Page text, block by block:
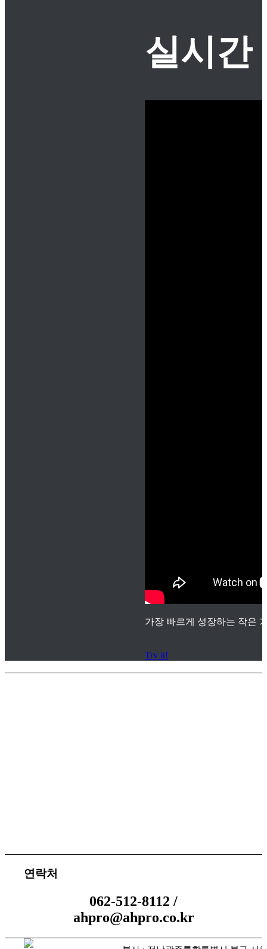
실시간
가장 빠르게 성장하는 작은
Try it!
연락처
062-512-8112 /
ahpro@ahpro.co.kr